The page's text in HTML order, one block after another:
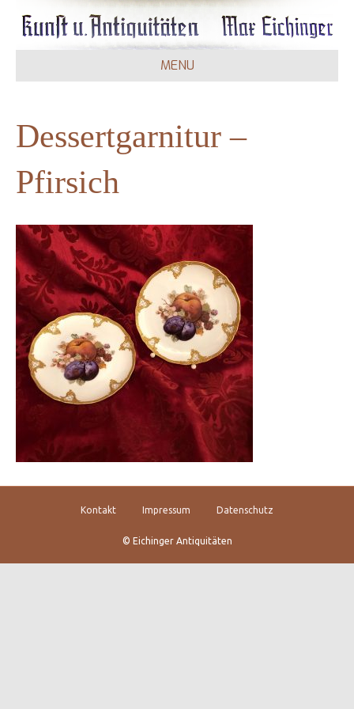
MENU
Dessertgarnitur –
Pfirsich
Kontakt Impressum Datenschutz
© Eichinger Antiquitäten